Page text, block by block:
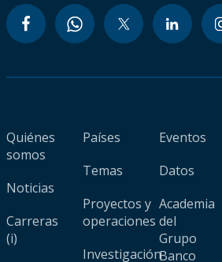
Quiénes
somos
Noticias
Carreras
(i)
Países
Temas
Proyectos y
operaciones
Investigación
Eventos
Datos
Academia
del
Grupo
Banco